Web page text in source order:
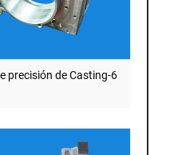
precisión de Casting-6